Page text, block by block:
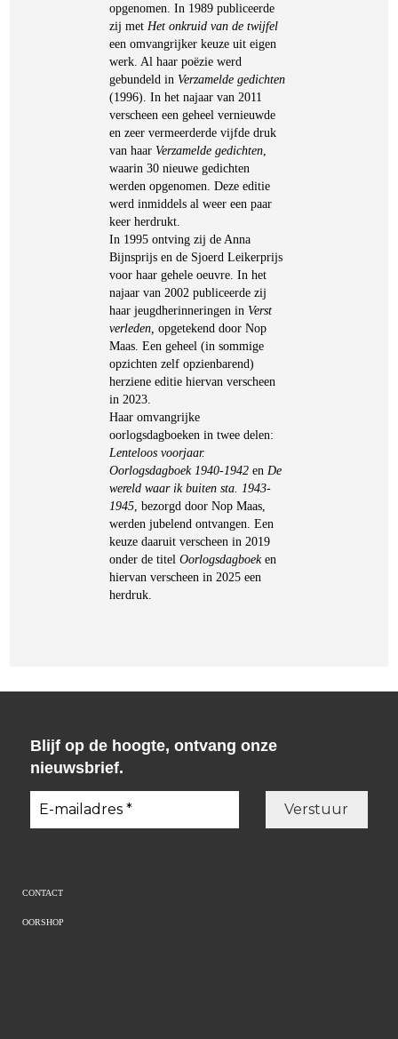
opgenomen. In 1989 publiceerde
zij met Het onkruid van de twijfel
een omvangrijker keuze uit eigen
werk. Al haar poëzie werd
gebundeld in Verzamelde gedichten
(1996). In het najaar van 2011
verscheen een geheel vernieuwde
en zeer vermeerderde vijfde druk
van haar Verzamelde gedichten
waarin 30 nieuwe gedichten
werden opgenomen. Deze editie
werd inmiddels al weer een paar
keer herdrukt.
In 1995 ontving zij de Anna
Bijnsprijs en de Sjoerd Leikerprijs
voor haar gehele oeuvre. In het
najaar van 2002 publiceerde zij
haar jeugdherinneringen in Verst
verleden, opgetekend door Nop
Maas. Een geheel (in sommige
opzichten zelf opzienbarend)
herziene editie hiervan verscheen
in 2023.
Haar omvangrijke
oorlogsdagboeken in twee delen:
Lenteloos voorjaar.
Oorlogsdagboek 1940-1942en De
wereld waar ik buiten sta. 1943-
1945 , bezorgd door Nop Maas,
werden jubelend ontvangen. Een
keuze daaruit verscheen in 2019
onder de titelOorlogsdagboeken
hiervan verscheen in 2025 een
herdruk.
Blijf op de hoogte, ontvang onze
nieuwsbrief.
CONTACT
OORSHOP